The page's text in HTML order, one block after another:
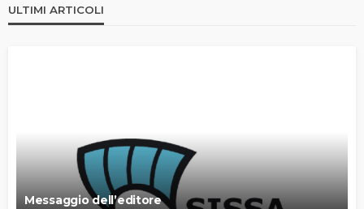
ULTIMI ARTICOLI
Messaggio dell’editore